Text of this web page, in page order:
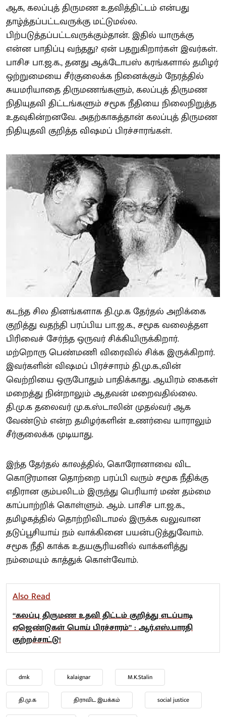
ஆக, கலப்புத் திருமண உதவித்திட்டம் என்பது
தாழ்த்தப்பட்டவருக்கு மட்டுமல்ல.
பிற்படுத்தப்பட்டவருக்கும்தான். இதில் யாருக்கு
என்ன பாதிப்பு வந்தது? ஏன் பதறுகிறார்கள் இவர்கள்.
பாசிச பா.ஜ.க., தனது ஆக்டோபஸ் கரங்களால் தமிழர்
ஒற்றுமையை சீர்குலைக்க நினைக்கும் நேரத்தில்
சுயமரியாதை திருமணங்களும், கலப்புத் திருமண
நிதியுதவி திட்டங்களும் சமூக நீதியை நிலைநிறுத்த
உதவுகின்றனவே. அதற்காகத்தான் கலப்புத் திருமண
நிதியுதவி குறித்த விஷமப் பிரச்சாரங்கள்.
கடந்த சில தினங்களாக தி.மு.க தேர்தல் அறிக்கை
குறித்து வதந்தி பரப்பிய பா.ஜ.க., சமூக வலைத்தள
பிரிவைச் சேர்ந்த ஒருவர் சிக்கியிருக்கிறார்.
மற்றொரு பெண்மணி விரைவில் சிக்க இருக்கிறார்.
இவர்களின் விஷமப் பிரச்சாரம் தி.மு.க.,வின்
வெற்றியை ஒருபோதும் பாதிக்காது. ஆயிரம் கைகள்
மறைத்து நின்றாலும் ஆதவன் மறைவதில்லை.
தி.மு.க தலைவர் மு.க.ஸ்டாலின் முதல்வர் ஆக
வேண்டும் என்ற தமிழர்களின் உணர்வை யாராலும்
சீர்குலைக்க முடியாது.
இந்த தேர்தல் காலத்தில், கொரோனாவை விட
கொடூரமான தொற்றை பரப்பி வரும் சமூக நீதிக்கு
எதிரான கும்பலிடம் இருந்து பெரியார் மண் தம்மை
காப்பாற்றிக் கொள்ளும். ஆம். பாசிச பா.ஜ.க.,
தமிழகத்தில் தொற்றிவிடாமல் இருக்க வலுவான
தடுப்பூசியாய் நம் வாக்கினை பயன்படுத்துவோம்.
சமூக நீதி காக்க உதயசூரியனில் வாக்களித்து
நம்மையும் காத்துக் கொள்வோம்.
Also Read
“கலப்பு திருமண உதவி திட்டம் குறித்து எடப்பாடி
ஏஜெண்டுகள் பொய் பிரச்சாரம்” : ஆர்.எஸ்.பாரதி
குற்றச்சாட்டு!
dmk kalaignar M.K.Stalin
தி.மு.க திராவிட இயக்கம் social justice